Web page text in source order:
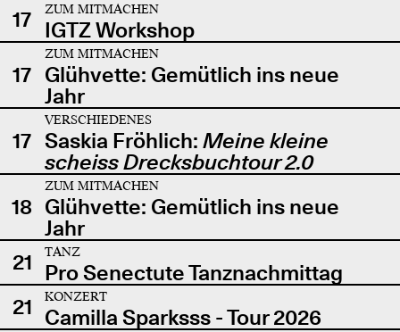
17
ZUM MITMACHEN
IGTZ Workshop
17
ZUM MITMACHEN
Glühvette: Gemütlich ins neue
Jahr
17
VERSCHIEDENES
Saskia Fröhlich: Meine kleine
scheiss Drecksbuchtour 2.0
18
ZUM MITMACHEN
Glühvette: Gemütlich ins neue
Jahr
21
TANZ
Pro Senectute Tanznachmittag
21
KONZERT
Camilla Sparksss - Tour 2026